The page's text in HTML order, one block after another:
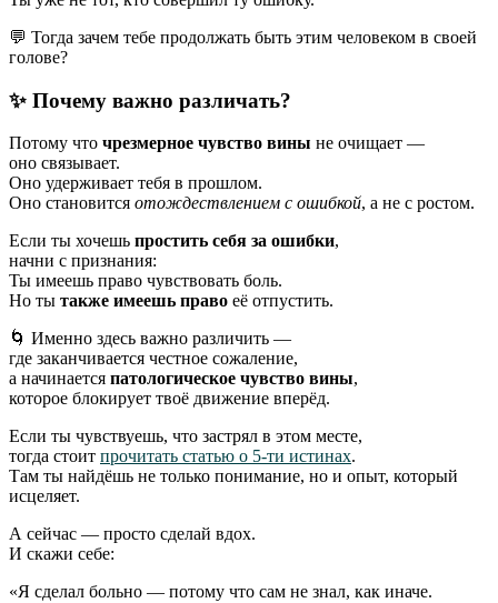
💬 Тогда зачем тебе продолжать быть этим человеком в своей
голове?
✨ Почему важно различать?
Потому что чрезмерное чувство вины не очищает —
оно связывает.
Оно удерживает тебя в прошлом.
Оно становится отождествлением с ошибкой, а не с ростом.
Если ты хочешь простить себя за ошибки,
начни с признания:
Ты имеешь право чувствовать боль.
Но ты также имеешь право её отпустить.
🌀 Именно здесь важно различить —
где заканчивается честное сожаление,
а начинается патологическое чувство вины,
которое блокирует твоё движение вперёд.
Если ты чувствуешь, что застрял в этом месте,
тогда стоит прочитать статью о 5-ти истинах.
Там ты найдёшь не только понимание, но и опыт, который
исцеляет.
А сейчас — просто сделай вдох.
И скажи себе:
«Я сделал больно — потому что сам не знал, как иначе.